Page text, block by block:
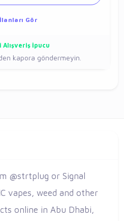
Gör
Alışveriş İpucu
kapora göndermeyin.
@strtplug or Signal
vapes, weed and other
online in Abu Dhabi,